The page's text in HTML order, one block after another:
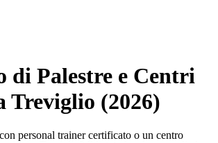
di Palestre e Centri
Treviglio (2026)
personal trainer certificato o un centro